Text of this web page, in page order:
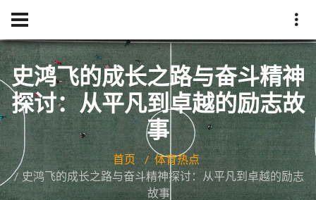
史鸿飞的成长之路与奋斗精神
探讨：从平凡到卓越的励志故
事
首页
体育热点
史鸿飞的成长之路与奋斗精神探讨：从平凡到卓越的励志
故事